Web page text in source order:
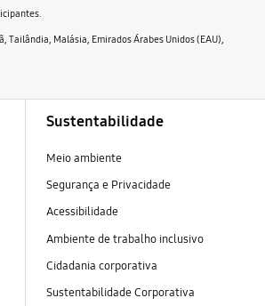
Tailândia, Malásia, Emirados Árabes Unidos (EAU),
Sustentabilidade
Meio ambiente
Segurança e Privacidade
Acessibilidade
Ambiente de trabalho inclusivo
Cidadania corporativa
Sustentabilidade Corporativa